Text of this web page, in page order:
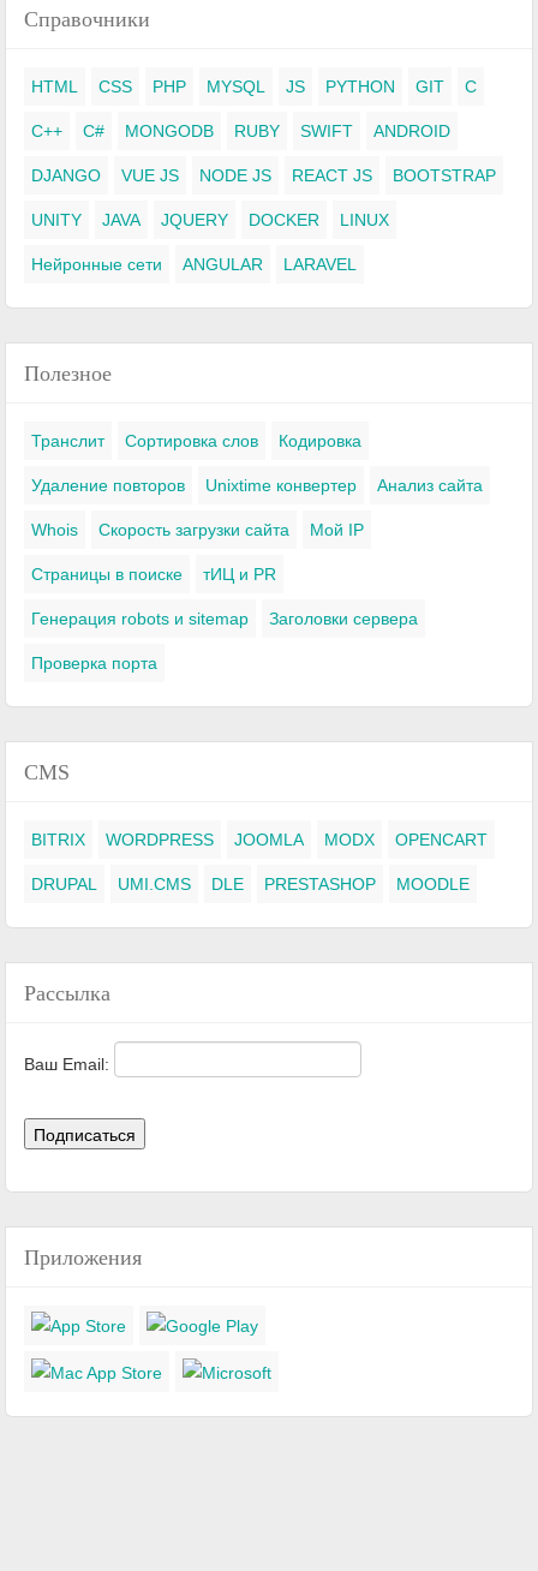
Справочники
HTML CSS PHP MYSQL JS PYTHON GIT C
C++ C# MONGODB RUBY SWIFT ANDROID
DJANGO VUE JS NODE JS REACT JS BOOTSTRAP
UNITY JAVA JQUERY DOCKER LINUX
Нейронные сети ANGULAR LARAVEL
Полезное
Транслит Сортировка слов Кодировка
Удаление повторов Unixtime конвертер Анализ сайта
Whois Скорость загрузки сайта Мой IP
Страницы в поиске тИЦ и PR
Генерация robots и sitemap Заголовки сервера
Проверка порта
CMS
BITRIX WORDPRESS JOOMLA MODX OPENCART
DRUPAL UMI.CMS DLE PRESTASHOP MOODLE
Рассылка
Ваш Email:
Приложения